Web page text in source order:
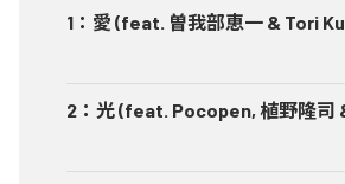
1 ： 愛 (feat. 曽我部恵一 & Tori
2 ： 光 (feat. Pocopen, 植野隆司